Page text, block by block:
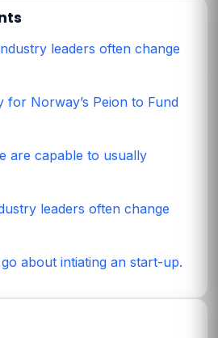
leaders often change
for Norway’s Peion to Fund
are capable to usually
leaders often change
about intiating an start-up.